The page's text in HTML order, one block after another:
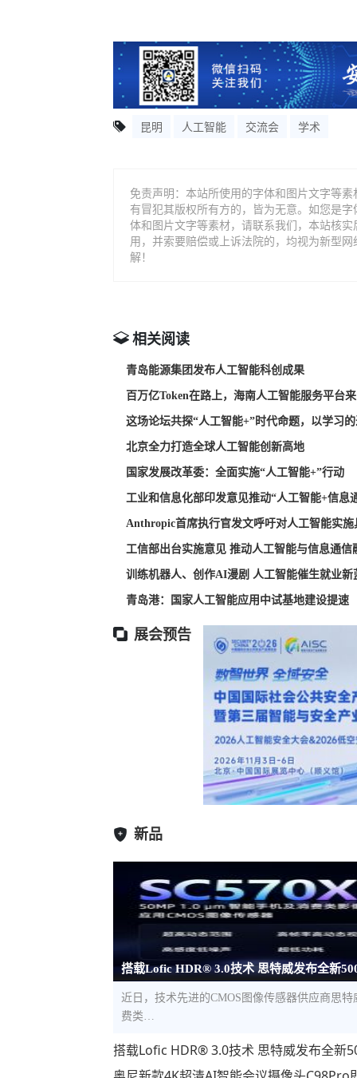
昆明 人工智能 交流会 学术
免责声明：本站所使用的字体和图片文字等
有冒犯其版权所有方的，皆为无意。如您是
体和图片文字等素材，请联系我们，本站核
用，并索要赔偿或上诉法院的，均视为新型
解！
相关阅读
青岛能源集团发布人工智能科创成果
百万亿Token在路上，海南人工智能服务平台
这场论坛共探“人工智能+”时代命题，以学习
北京全力打造全球人工智能创新高地
国家发展改革委：全面实施“人工智能+”行动
工业和信息化部印发意见推动“人工智能+信息
Anthropic首席执行官发文呼吁对人工智能实
工信部出台实施意见 推动人工智能与信息通信
训练机器人、创作AI漫剧 人工智能催生就业新
青岛港：国家人工智能应用中试基地建设提速
展会预告
新品
搭载Lofic HDR® 3.0技术 思特威发布全新
近日，技术先进的CMOS图像传感器供应商思特
费类…
搭载Lofic HDR® 3.0技术 思特威发布全新